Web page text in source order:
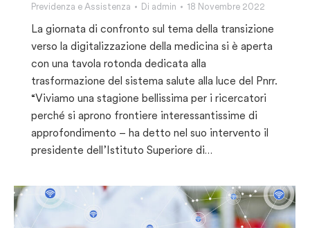
Previdenza e Assistenza Di admin 18 Novembre 2022
La giornata di confronto sul tema della transizione
verso la digitalizzazione della medicina si è aperta
con una tavola rotonda dedicata alla
trasformazione del sistema salute alla luce del Pnrr.
“Viviamo una stagione bellissima per i ricercatori
perché si aprono frontiere interessantissime di
approfondimento – ha detto nel suo intervento il
presidente dell’Istituto Superiore di…